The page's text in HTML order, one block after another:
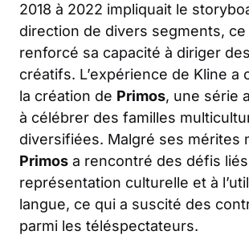
2018 à 2022 impliquait le
direction de divers segments, ce
renforcé sa capacité à diriger
créatifs. L’expérience de Kline a
la création de Primos, une série
à célébrer des familles
diversifiées. Malgré ses mérites
Primos a rencontré des défis liés
représentation culturelle et à
langue, ce qui a suscité des
parmi les téléspectateurs.